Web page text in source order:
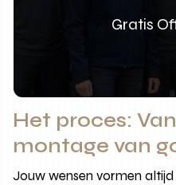
Gratis
Het proces:
montage van
Jouw wensen vormen